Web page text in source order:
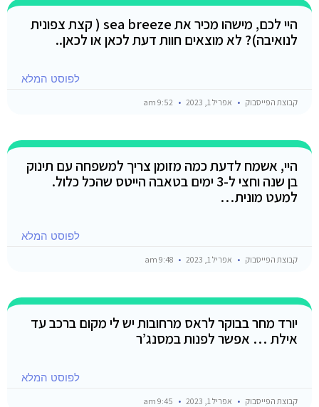
היי לכם, מישהו מכיר את sea breeze ( קצת צפונית
לנואיבה)? לא מוצאים חוות דעת לכאן או לכאן..
לפוסט המלא
קבוצת הפייסבוק אפריל 1, 2023
היי, אשמח לדעת כמה מזומן צריך למשפחה עם תינוק
בן שנה וחצי ל-3 ימים בטאבה הייטס שהכל כלול.
למעט מונית…
לפוסט המלא
קבוצת הפייסבוק אפריל 1, 2023
יורד מחר בבוקר לראס מרחובות יש לי מקום ברכב עד
אילת … אפשר לפנות במסנג’ר
לפוסט המלא
קבוצת הפייסבוק אפריל 1, 2023